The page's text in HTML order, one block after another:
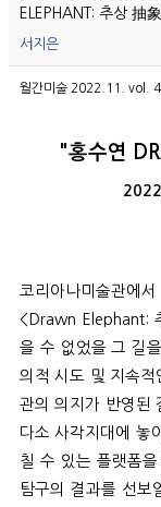
ELEPHANT: 추상 抽
서지은
월간미술 2022.11. vol.
"홍수연
코리아나미술관
<Drawn Elephant:
을 수 없었을 그 길
의적 시도 및 지속적
관의 의지가 반영된
다소 사각지대에 놓
칠 수 있는 플랫폼을
탐구의 결과를 선보